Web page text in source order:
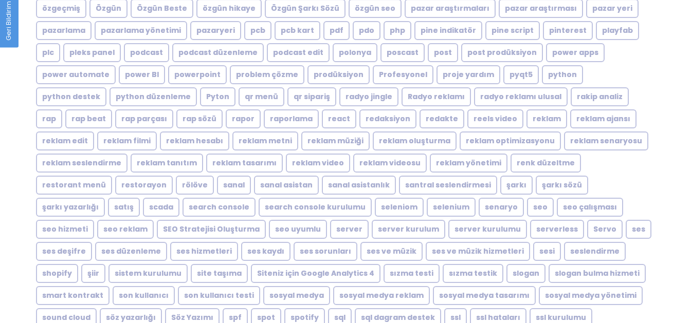
özgeçmiş Özgün Özgün Beste özgün hikaye Özgün Şarkı Sözü özgün seo pazar araştırmaları pazar araştırması pazar yeri
pazarlama pazarlama yönetimi pazaryeri pcb pcb kart pdf pdo php pine indikatör pine script pinterest playfab
plc pleks panel podcast podcast düzenleme podcast edit polonya poscast post post prodüksiyon power apps
power automate power BI powerpoint problem çözme prodüksiyon Profesyonel proje yardım pyqt5 python
python destek python düzenleme Pyton qr menü qr sipariş radyo jingle Radyo reklamı radyo reklamı ulusal rakip analiz
rap rap beat rap parçası rap sözü rapor raporlama react redaksiyon redakte reels video reklam reklam ajansı
reklam edit reklam filmi reklam hesabı reklam metni reklam müziği reklam oluşturma reklam optimizasyonu reklam senaryosu
reklam seslendirme reklam tanıtım reklam tasarımı reklam video reklam videosu reklam yönetimi renk düzeltme
restorant menü restorayon rölöve sanal sanal asistan sanal asistanlık santral seslendirmesi şarkı şarkı sözü
şarkı yazarlığı satış scada search console search console kurulumu seleniom selenium senaryo seo seo çalışması
seo hizmeti seo reklam SEO Stratejisi Oluşturma seo uyumlu server server kurulum server kurulumu serverless Servo ses
ses deşifre ses düzenleme ses hizmetleri ses kaydı ses sorunları ses ve müzik ses ve müzik hizmetleri sesi seslendirme
shopify şiir sistem kurulumu site taşıma Siteniz için Google Analytics 4 sızma testi sızma testik slogan slogan bulma hizmeti
smart kontrakt son kullanıcı son kullanıcı testi sosyal medya sosyal medya reklam sosyal medya tasarımı sosyal medya yönetimi
sound cloud söz yazarlığı Söz Yazımı spf spot spotify sql sql dagram destek ssl ssl hataları ssl kurulumu
Geri Bildirim